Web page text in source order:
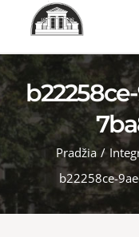
Pradžia /
b22258ce-